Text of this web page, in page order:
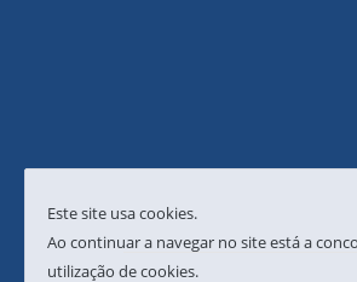
Este site usa cookies.
Ao continuar a navegar no site está a
utilização de cookies.